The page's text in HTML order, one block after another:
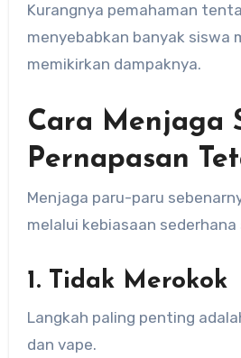
Kurangnya pemahaman
menyebabkan banyak siswa
memikirkan dampaknya.
Cara Menjaga
Pernapasan
Menjaga paru-paru
melalui kebiasaan
1. Tidak Merokok
Langkah paling penting
dan vape.